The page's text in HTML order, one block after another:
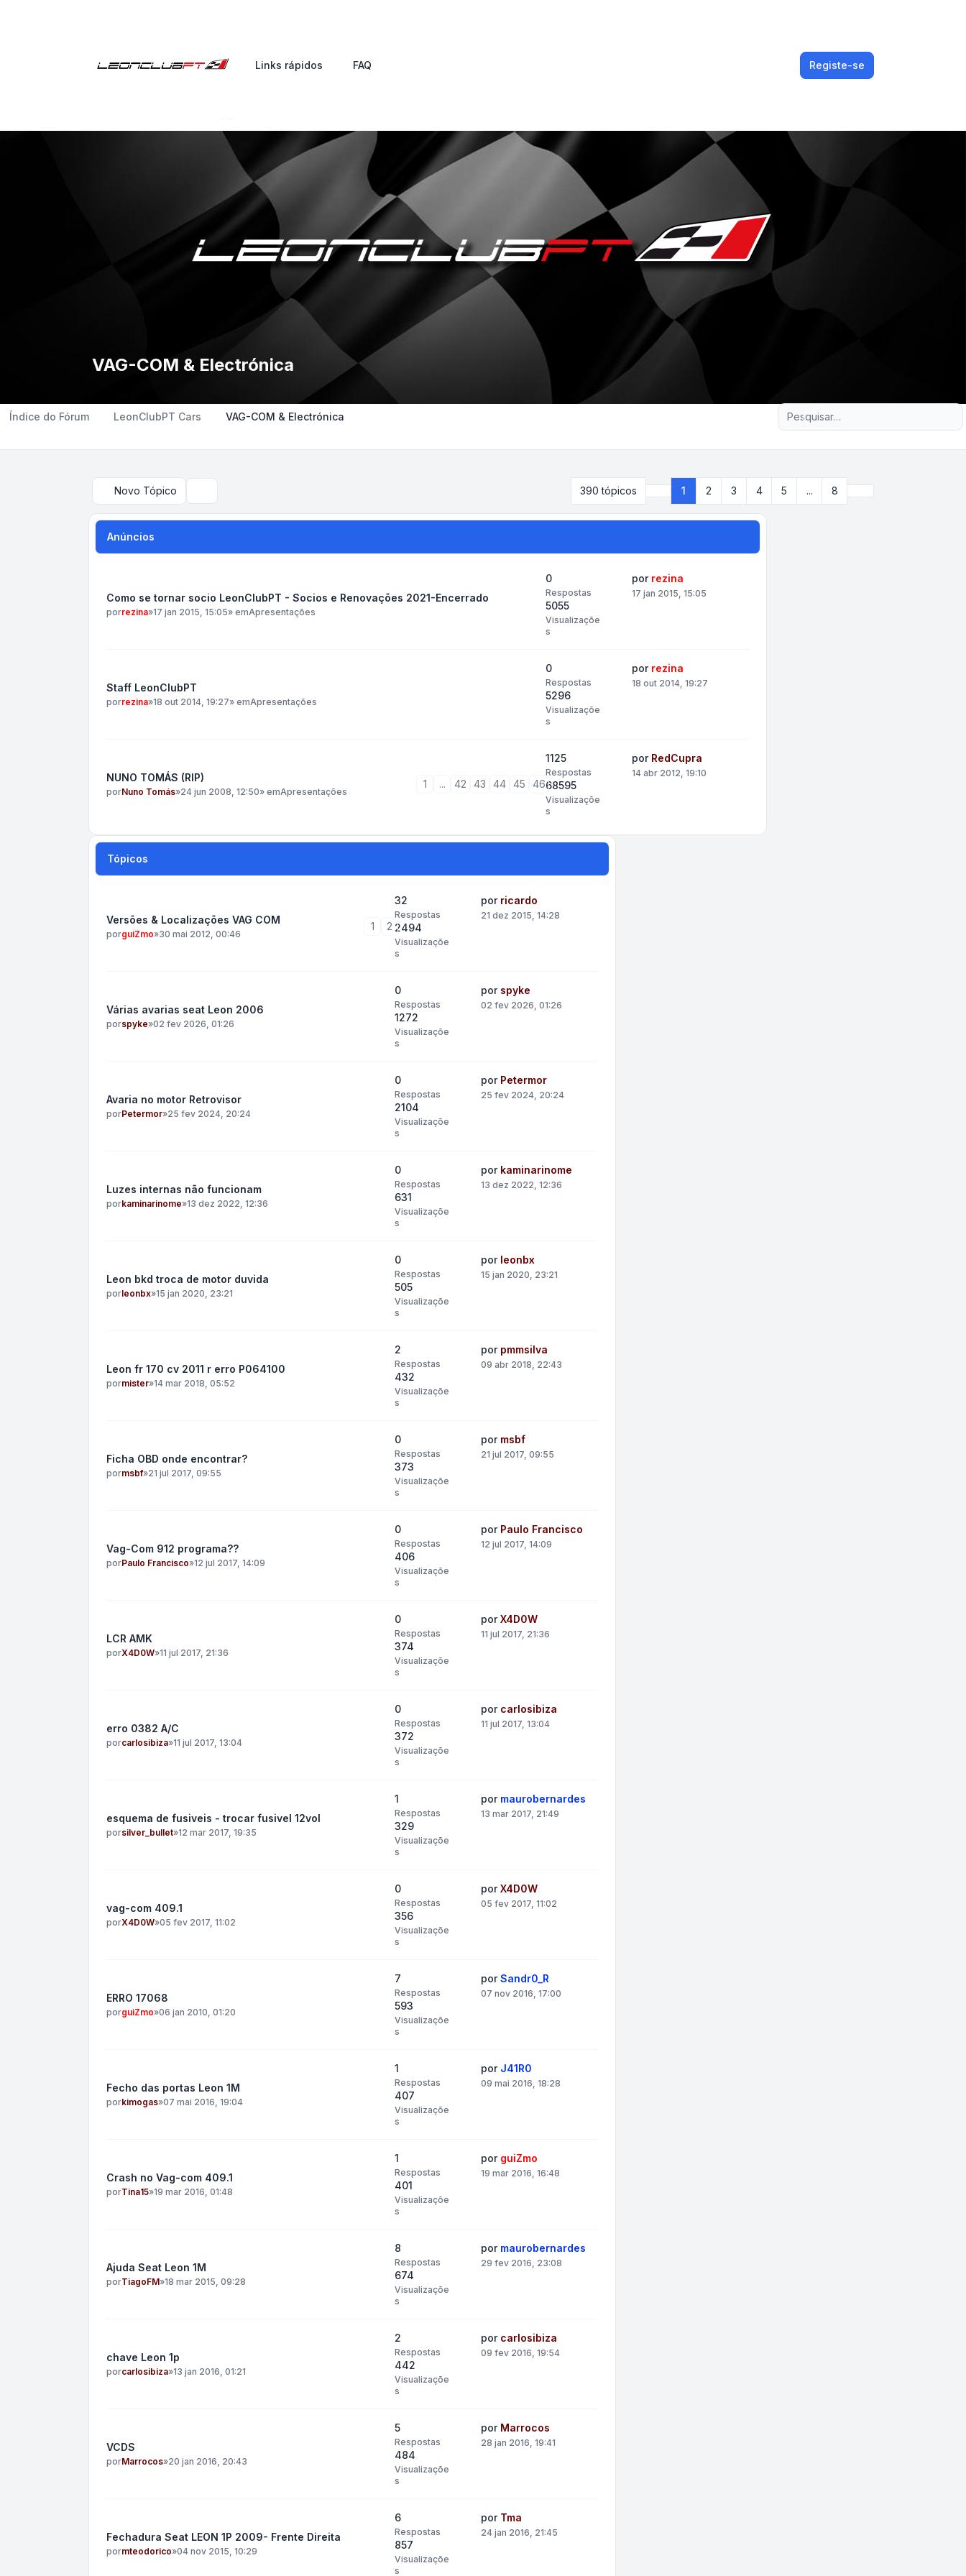
Links rápidos FAQ Registe-se
VAG-COM & Electrónica
Índice do Fórum LeonClubPT Cars VAG-COM & Electrónica Pesquisa avançada
Novo Tópico 390 tópicos Página de
1 2 3 4 5 ... 8
Anúncios
Como se tornar socio LeonClubPT - Socios e Renovações 2021-Encerrado
porrezina»17 jan 2015, 15:05» emApresentações
0
Respostas
5055
Visualizaçõe
s
por rezina
17 jan 2015, 15:05
Staff LeonClubPT
porrezina»18 out 2014, 19:27» emApresentações
0
Respostas
5296
Visualizaçõe
s
por rezina
18 out 2014, 19:27
NUNO TOMÁS (RIP)
porNuno Tomás»24 jun 2008, 12:50» emApresentações
1 ... 42 43 44 45 46
1125
Respostas
68595
Visualizaçõe
s
por RedCupra
14 abr 2012, 19:10
Tópicos
Versões & Localizações VAG COM
porguiZmo»30 mai 2012, 00:46
1 2
32
Respostas
2494
Visualizaçõe
s
por ricardo
21 dez 2015, 14:28
Várias avarias seat Leon 2006
porspyke»02 fev 2026, 01:26
0
Respostas
1272
Visualizaçõe
s
por spyke
02 fev 2026, 01:26
Avaria no motor Retrovisor
porPetermor»25 fev 2024, 20:24
0
Respostas
2104
Visualizaçõe
s
por Petermor
25 fev 2024, 20:24
Luzes internas não funcionam
porkaminarinome»13 dez 2022, 12:36
0
Respostas
631
Visualizaçõe
s
por kaminarinome
13 dez 2022, 12:36
Leon bkd troca de motor duvida
porleonbx»15 jan 2020, 23:21
0
Respostas
505
Visualizaçõe
s
por leonbx
15 jan 2020, 23:21
Leon fr 170 cv 2011 r erro P064100
pormister»14 mar 2018, 05:52
2
Respostas
432
Visualizaçõe
s
por pmmsilva
09 abr 2018, 22:43
Ficha OBD onde encontrar?
pormsbf»21 jul 2017, 09:55
0
Respostas
373
Visualizaçõe
s
por msbf
21 jul 2017, 09:55
Vag-Com 912 programa??
porPaulo Francisco»12 jul 2017, 14:09
0
Respostas
406
Visualizaçõe
s
por Paulo Francisco
12 jul 2017, 14:09
LCR AMK
porX4D0W»11 jul 2017, 21:36
0
Respostas
374
Visualizaçõe
s
porX4D0W
11 jul 2017, 21:36
erro 0382 A/C
porcarlosibiza»11 jul 2017, 13:04
0
Respostas
372
Visualizaçõe
s
por carlosibiza
11 jul 2017, 13:04
esquema de fusiveis - trocar fusivel 12vol
porsilver_bullet»12 mar 2017, 19:35
1
Respostas
329
Visualizaçõe
s
por maurobernardes
13 mar 2017, 21:49
vag-com 409.1
porX4D0W»05 fev 2017, 11:02
0
Respostas
356
Visualizaçõe
s
porX4D0W
05 fev 2017, 11:02
ERRO 17068
porguiZmo»06 jan 2010, 01:20
7
Respostas
593
Visualizaçõe
s
porSandr0_R
07 nov 2016, 17:00
Fecho das portas Leon 1M
porkimogas»07 mai 2016, 19:04
1
Respostas
407
Visualizaçõe
s
por J41R0
09 mai 2016, 18:28
Crash no Vag-com 409.1
porTina15»19 mar 2016, 01:48
1
Respostas
401
Visualizaçõe
s
por guiZmo
19 mar 2016, 16:48
Ajuda Seat Leon 1M
porTiagoFM»18 mar 2015, 09:28
8
Respostas
674
Visualizaçõe
s
por maurobernardes
29 fev 2016, 23:08
chave Leon 1p
porcarlosibiza»13 jan 2016, 01:21
2
Respostas
442
Visualizaçõe
s
por carlosibiza
09 fev 2016, 19:54
VCDS
porMarrocos»20 jan 2016, 20:43
5
Respostas
484
Visualizaçõe
s
por Marrocos
28 jan 2016, 19:41
Fechadura Seat LEON 1P 2009- Frente Direita
pormteodorico»04 nov 2015, 10:29
6
Respostas
857
Visualizaçõe
s
por Tma
24 jan 2016, 21:45